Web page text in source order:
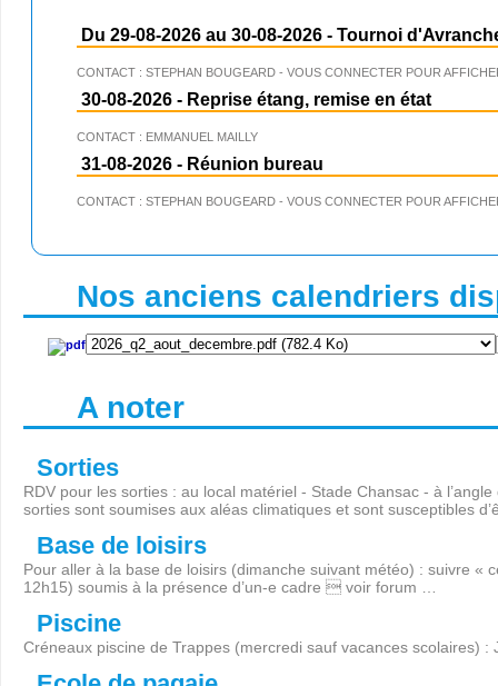
Du 29-08-2026 au 30-08-2026 - Tournoi
CONTACT : STEPHAN BOUGEARD - VOUS CONNECTER POUR
30-08-2026 - Reprise étang, remise en état
CONTACT : EMMANUEL MAILLY
31-08-2026 - Réunion bureau
CONTACT : STEPHAN BOUGEARD - VOUS CONNECTER POUR
Nos anciens calendriers
A noter
Sorties
RDV pour les sorties : au local matériel - Stade Chansac - à
sorties sont soumises aux aléas climatiques et sont susceptibles
Base de loisirs
Pour aller à la base de loisirs (dimanche suivant météo) : suivre
12h15) soumis à la présence d’un-e cadre  voir forum …
Piscine
Créneaux piscine de Trappes (mercredi sauf vacances scolaires)